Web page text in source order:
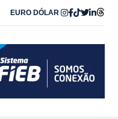
EURO DÓLAR